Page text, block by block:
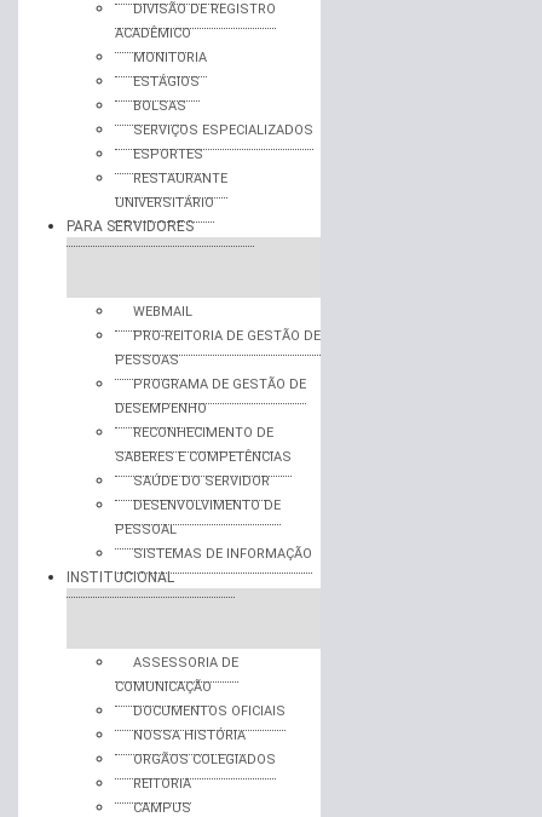
DIVISÃO DE REGISTRO
ACADÊMICO
MONITORIA
ESTÁGIOS
BOLSAS
SERVIÇOS ESPECIALIZADOS
ESPORTES
RESTAURANTE
UNIVERSITÁRIO
PARA SERVIDORES
WEBMAIL
PRO-REITORIA DE GESTÃO DE
PESSOAS
PROGRAMA DE GESTÃO DE
DESEMPENHO
RECONHECIMENTO DE
SABERES E COMPETÊNCIAS
SAÚDE DO SERVIDOR
DESENVOLVIMENTO DE
PESSOAL
SISTEMAS DE INFORMAÇÃO
INSTITUCIONAL
ASSESSORIA DE
COMUNICAÇÃO
DOCUMENTOS OFICIAIS
NOSSA HISTÓRIA
ORGÃOS COLEGIADOS
REITORIA
CAMPUS